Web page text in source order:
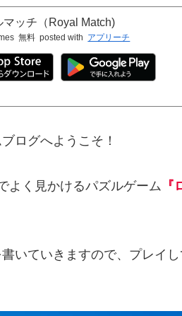
マッチ（Royal Match)
無料 posted with アプリーチ
ログへようこそ！
よく見かけるパズルゲーム
いていきますので、プレイ